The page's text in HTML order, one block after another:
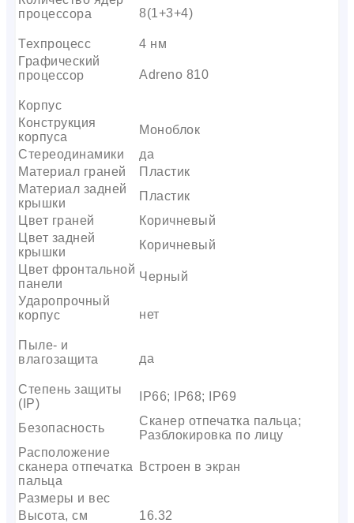
процессора
8(1+3+4)
Техпроцесс
4 нм
Графический
процессор
Adreno 810
Корпус
Конструкция
корпуса
Моноблок
Стереодинамики
да
Материал граней
Пластик
Материал задней
крышки
Пластик
Цвет граней
Коричневый
Цвет задней
крышки
Коричневый
Цвет фронтальной
панели
Черный
Ударопрочный
корпус
нет
Пыле- и
влагозащита
да
Степень защиты
(IP)
IP66; IP68; IP69
Безопасность
Сканер отпечатка пальца;
Разблокировка по лицу
Расположение
сканера отпечатка
пальца
Встроен в экран
Размеры и вес
Высота, см
16.32